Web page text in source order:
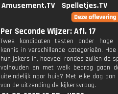
Amusement.TV
Spelletjes.TV
Per Seconde Wijzer: Afl. 17
Twee kandidaten testen onder hoge
kennis in verschillende categorieën.
hun jokers in, hoeveel rondes zullen de
volhouden en met welk bedrag gaan
uiteindelijk naar huis? Met elke dag
van de uitzending de kijkersvraag.